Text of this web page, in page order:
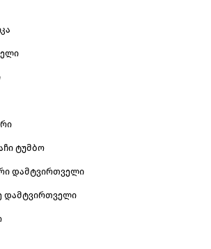
ტუმბო
დამტვირთველი
დამტვირთველი